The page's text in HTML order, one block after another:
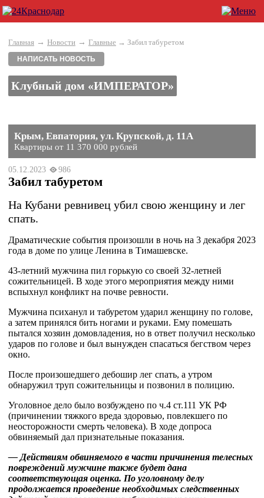
Главная → Новости → Главные → Забил табуретом
НАПИСАТЬ НОВОСТЬ
Клубный дом «ИМПЕРАТОР»
Крым, Евпатория, ул. Крупской, д. 11А
Квартиры от 11 370 000 рублей
05.12.2023 986
Забил табуретом
На Кубани ревнивец убил свою женщину и лег
спать.
Драматические события произошли в ночь на 3 декабря 2023
года в доме по улице Ленина в Тимашевске.
43-летний мужчина пил горькую со своей 32-летней
сожительницей. В ходе этого мероприятия между ними
вспыхнул конфликт на почве ревности.
Мужчина психанул и табуретом ударил женщину по голове,
а затем принялся бить ногами и руками. Ему помешать
пытался хозяин домовладения, но в ответ получил несколько
ударов по голове и был вынужден спасаться бегством через
окно.
После произошедшего дебошир лег спать, а утром
обнаружил труп сожительницы и позвонил в полицию.
Уголовное дело было возбуждено по ч.4 ст.111 УК РФ
(причинении тяжкого вреда здоровью, повлекшего по
неосторожности смерть человека). В ходе допроса
обвиняемый дал признательные показания.
— Действиям обвиняемого в части причинения телесных
повреждений мужчине также будет дана
соответствующая оценка. По уголовному делу
продолжается проведение необходимых следственных